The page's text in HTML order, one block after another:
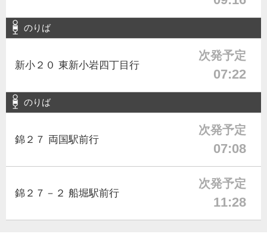
のりば
新小２０ 東新小岩四丁目行
次発予定
07:22
のりば
錦２７ 両国駅前行
次発予定
07:08
錦２７－２ 船堀駅前行
次発予定
11:28